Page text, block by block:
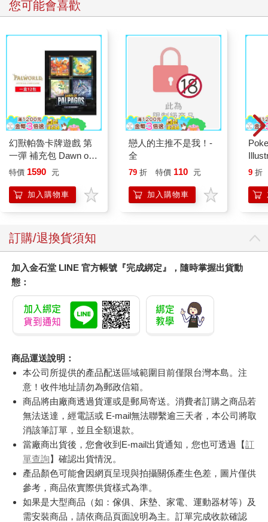
您可能會喜歡
幻獸帕魯卡牌遊戲 第
一彈 補充包 Dawn of
Palpagos（日文版一
特價 1590 元
加入購物車
戀人的主推不是我！-
全
79 折 特價 110 元
加入購物車
9 折
訂購/退換貨須知
加入金石堂 LINE 官方帳號『完成綁定』，隨時掌握出貨動
態：
商品運送說明：
本公司所提供的產品配送區域範圍目前僅限台灣本島。注
意！收件地址請勿為郵政信箱。
商品將由廠商透過貨運或是郵局寄送。消費者訂購之商品若
無法送達，經電話或 E-mail無法聯繫逾三天者，本公司將取
消該筆訂單，並且全額退款。
當廠商出貨後，您會收到E-mail出貨通知，您也可透過【訂
單查詢】確認出貨情況。
產品顏色可能會因網頁呈現與拍攝關係產生色差，圖片僅供
參考，商品依實際供貨樣式為準。
如果是大型商品（如：傢俱、床墊、家電、運動器材等）及
需安裝商品，請依商品頁面說明為主。訂單完成收款確認